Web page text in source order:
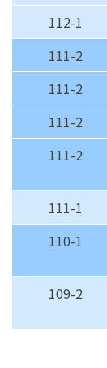
112-1
111-2
111-2
111-2
111-2
111-1
110-1
109-2